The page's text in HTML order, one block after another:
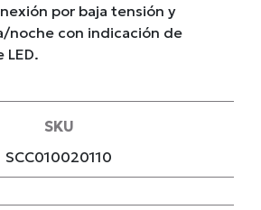
por baja tensión y
noche con indicación de
SKU
SCC010020110